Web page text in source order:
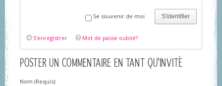
S'identifier
Se souvenir de moi
S'enregistrer Mot de passe oublié?
POSTER UN COMMENTAIRE EN TANT QU'INVITÉ
Nom (Requis):